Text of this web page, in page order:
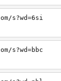
s?wd=6si
s?wd=bbc